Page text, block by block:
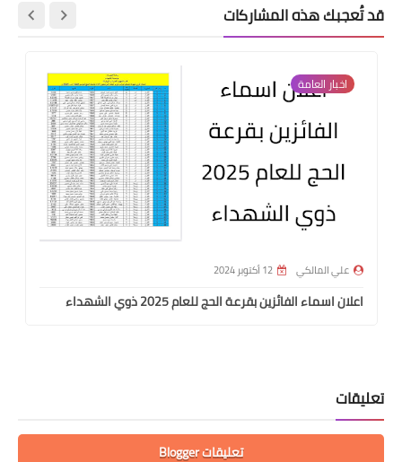
قد تُعجبك هذه المشاركات
اخبار العامة
علي المالكي 12 أكتوبر 2024
اعلان اسماء الفائزين بقرعة الحج للعام 2025 ذوي الشهداء
تعليقات
تعليقات Blogger